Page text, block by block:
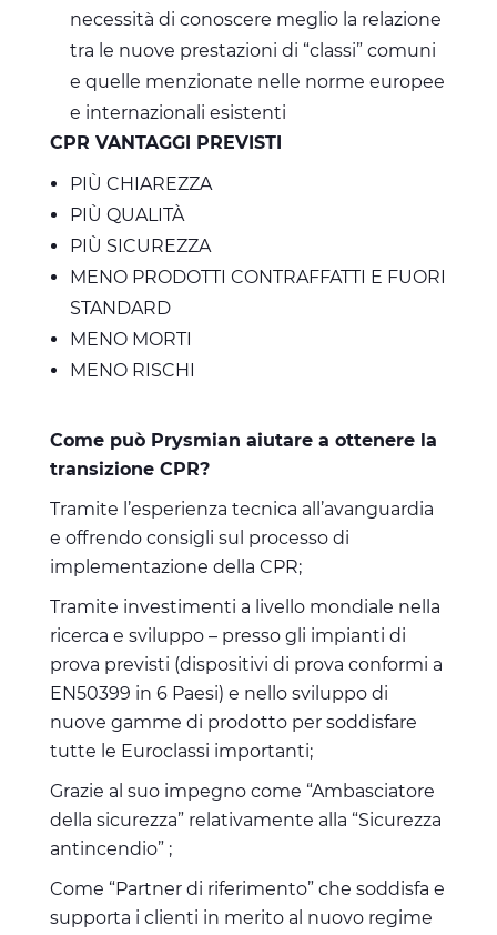
necessità di conoscere meglio la relazione
tra le nuove prestazioni di “classi” comuni
e quelle menzionate nelle norme europee
e internazionali esistenti
CPR VANTAGGI PREVISTI
PIÙ CHIAREZZA
PIÙ QUALITÀ
PIÙ SICUREZZA
MENO PRODOTTI CONTRAFFATTI E FUORI
STANDARD
MENO MORTI
MENO RISCHI
Come può Prysmian aiutare a ottenere la
transizione CPR?
Tramite l’esperienza tecnica all’avanguardia
e offrendo consigli sul processo di
implementazione della CPR;
Tramite investimenti a livello mondiale nella
ricerca e sviluppo – presso gli impianti di
prova previsti (dispositivi di prova conformi a
EN50399 in 6 Paesi) e nello sviluppo di
nuove gamme di prodotto per soddisfare
tutte le Euroclassi importanti;
Grazie al suo impegno come “Ambasciatore
della sicurezza” relativamente alla “Sicurezza
antincendio” ;
Come “Partner di riferimento” che soddisfa e
supporta i clienti in merito al nuovo regime